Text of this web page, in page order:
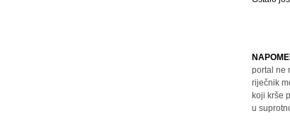
portal ne
riječnik
koji krše
u